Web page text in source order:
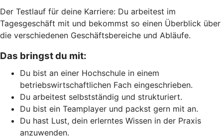
Der Testlauf für deine Karriere: Du arbeitest im
Tagesgeschäft mit und bekommst so einen Überblick über
die verschiedenen Geschäftsbereiche und Abläufe.
Das bringst du mit:
Du bist an einer Hochschule in einem
betriebswirtschaftlichen Fach eingeschrieben.
Du arbeitest selbstständig und strukturiert.
Du bist ein Teamplayer und packst gern mit an.
Du hast Lust, dein erlerntes Wissen in der Praxis
anzuwenden.